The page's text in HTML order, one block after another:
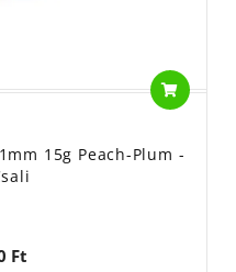
15g Peach-Plum -
Ft